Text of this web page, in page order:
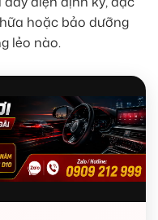
hoặc bảo dưỡng
lẻo nào.